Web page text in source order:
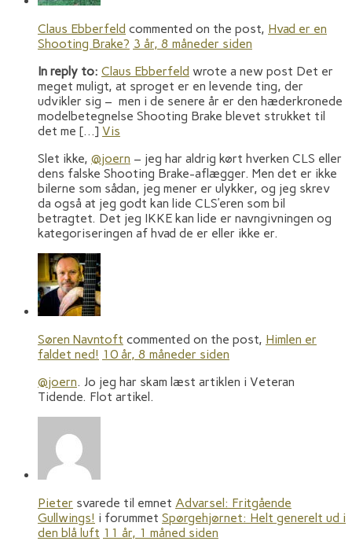
Claus Ebberfeld commented on the post, Hvad er en
Shooting Brake? 3 år, 8 måneder siden
In reply to: Claus Ebberfeld wrote a new post Det er
meget muligt, at sproget er en levende ting, der
udvikler sig – men i de senere år er den hæderkronede
modelbetegnelse Shooting Brake blevet strukket til
det me […] Vis
Slet ikke, @joern – jeg har aldrig kørt hverken CLS eller
dens falske Shooting Brake-aflægger. Men det er ikke
bilerne som sådan, jeg mener er ulykker, og jeg skrev
da også at jeg godt kan lide CLS’eren som bil
betragtet. Det jeg IKKE kan lide er navngivningen og
kategoriseringen af hvad de er eller ikke er.
Søren Navntoft commented on the post, Himlen er
faldet ned! 10 år, 8 måneder siden
@joern. Jo jeg har skam læst artiklen i Veteran
Tidende. Flot artikel.
Pieter svarede til emnet Advarsel: Fritgående
Gullwings! i forummet Spørgehjørnet: Helt generelt ud i
den blå luft 11 år, 1 måned siden